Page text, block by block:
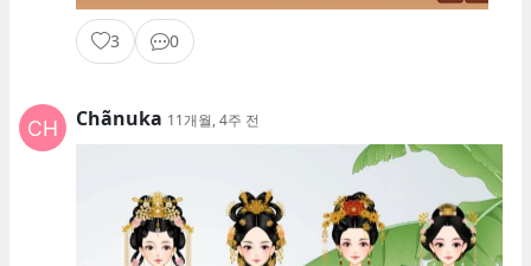
3 0
Chãnuka 11개월, 4주 전